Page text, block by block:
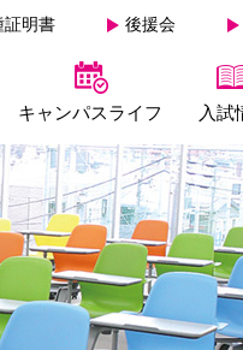
証明書 後援会
キャンパスライフ 入試